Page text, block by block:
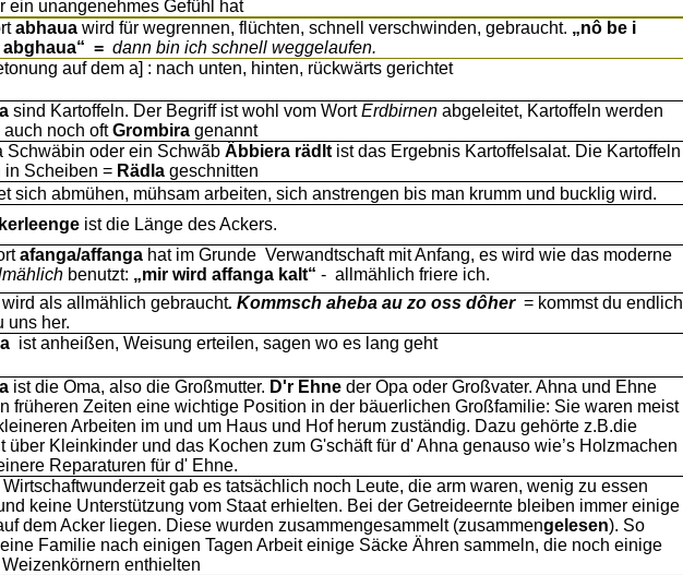
ein unangenehmes Gefühl hat
abhaua wird für wegrennen, flüchten, schnell verschwinden, gebraucht. „nô be i
= dann bin ich schnell weggelaufen.
auf dem a] : nach unten, hinten, rückwärts gerichtet
sind Kartoffeln. Der Begriff ist wohl vom WortErdbirnen abgeleitet, Kartoffeln werden
auch noch oftGrombira genannt
Schwäbin oder ein SchwãbÄbbiera rädlt ist das Ergebnis Kartoffelsalat. Die Kartoffeln
in Scheiben = Rädla geschnitten
sich abmühen, mühsam arbeiten, sich anstrengen bis man krumm und bucklig wird.
ist die Länge des Ackers.
afanga/affanga hat im Grunde Verwandtschaft mit Anfang, es wird wie das moderne
benutzt: „mir wird affanga kalt“ - allmählich friere ich.
wird als allmählich gebraucht. Kommsch aheba au zo oss dôher = kommst du endlich
uns her.
ist anheißen, Weisung erteilen, sagen wo es lang geht
ist die Oma, also die Großmutter. D'r Ehne der Opa oder Großvater. Ahna und Ehne
früheren Zeiten eine wichtige Position in der bäuerlichen Großfamilie: Sie waren meist
Arbeiten im und um Haus und Hof herum zuständig. Dazu gehörte z.B.die
über Kleinkinder und das Kochen zum G'schäft für d' Ahna genauso wie’s Holzmachen
Reparaturen für d' Ehne.
Wirtschaftwunderzeit gab es tatsächlich noch Leute, die arm waren, wenig zu essen
keine Unterstützung vom Staat erhielten. Bei der Getreideernte bleiben immer einige
dem Acker liegen. Diese wurden zusammengesammelt (zusammengelesen). So
Familie nach einigen Tagen Arbeit einige Säcke Ähren sammeln, die noch einige
enthielten